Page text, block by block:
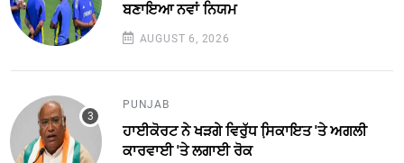
ਬਣਾਇਆ ਨਵਾਂ ਨਿਯਮ
AUGUST 6, 2026
PUNJAB
ਹਾਈਕੋਰਟ ਨੇ ਖੜਗੇ ਵਿਰੁੱਧ ਸਿ਼ਕਾਇਤ 'ਤੇ ਅਗਲੀ
ਕਾਰਵਾਈ 'ਤੇ ਲਗਾਈ ਰੋਕ